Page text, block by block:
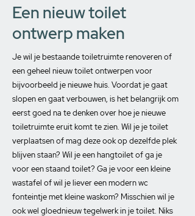
Een nieuw toilet
ontwerp maken
Je wil je bestaande toiletruimte renoveren of
een geheel nieuw toilet ontwerpen voor
bijvoorbeeld je nieuwe huis. Voordat je gaat
slopen en gaat verbouwen, is het belangrijk om
eerst goed na te denken over hoe je nieuwe
toiletruimte eruit komt te zien. Wil je je toilet
verplaatsen of mag deze ook op dezelfde plek
blijven staan? Wil je een hangtoilet of ga je
voor een staand toilet? Ga je voor een kleine
wastafel of wil je liever een modern wc
fonteintje met kleine waskom? Misschien wil je
ook wel gloednieuw tegelwerk in je toilet. Niks